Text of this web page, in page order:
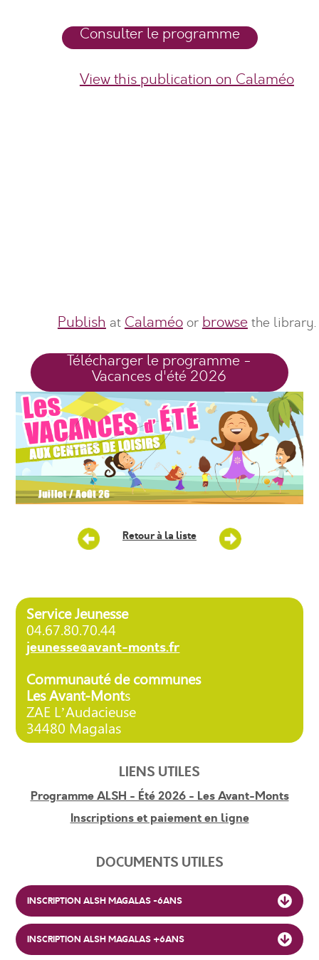
Consulter le programme
View this publication on Calaméo
Publish at Calaméoor browsethe library.
Télécharger le programme -
Vacances d'été 2026
Retour à la liste
Service Jeunesse
04.67.80.70.44
jeunesse@avant-monts.fr
Communauté de communes
Les Avant-Monts
ZAE L’Audacieuse
34480 Magalas
LIENS UTILES
Programme ALSH - Été 2026 - Les Avant-Monts
Inscriptions et paiement en ligne
DOCUMENTS UTILES
INSCRIPTION ALSH MAGALAS -6ANS
INSCRIPTION ALSH MAGALAS +6ANS